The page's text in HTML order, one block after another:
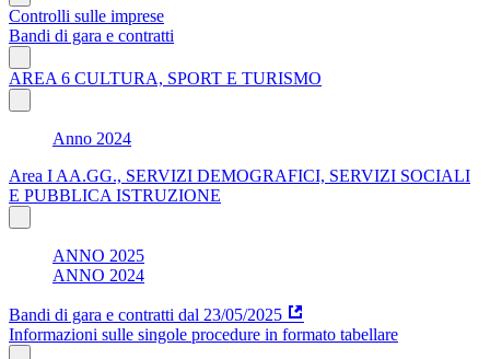
Controlli sulle imprese
Bandi di gara e contratti
AREA 6 CULTURA, SPORT E TURISMO
Anno 2024
Area I AA.GG., SERVIZI DEMOGRAFICI, SERVIZI SOCIALI
E PUBBLICA ISTRUZIONE
ANNO 2025
ANNO 2024
Bandi di gara e contratti dal 23/05/2025
Informazioni sulle singole procedure in formato tabellare